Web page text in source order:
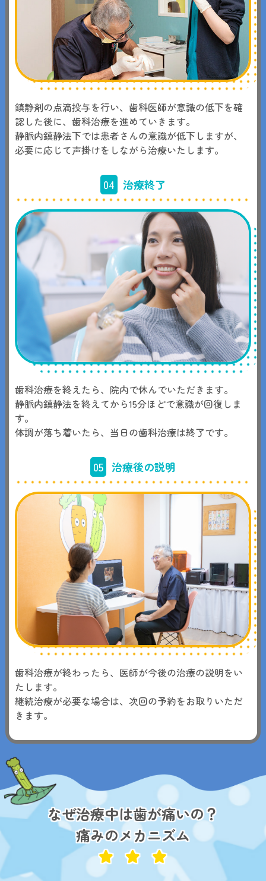
鎮静剤の点滴投与を行い、歯科医師が意識の低下を確
認した後に、歯科治療を進めていきます。
静脈内鎮静法下では患者さんの意識が低下しますが、
必要に応じて声掛けをしながら治療いたします。
04 治療終了
歯科治療を終えたら、院内で休んでいただきます。
静脈内鎮静法を終えてから15分ほどで意識が回復しま
す。
体調が落ち着いたら、当日の歯科治療は終了です。
05 治療後の説明
歯科治療が終わったら、医師が今後の治療の説明をい
たします。
継続治療が必要な場合は、次回の予約をお取りいただ
きます。
なぜ治療中は歯が痛いの？
痛みのメカニズム